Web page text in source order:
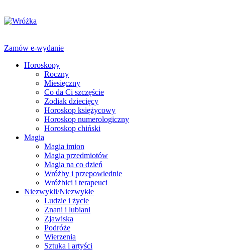
Zamów e-wydanie
Horoskopy
Roczny
Miesięczny
Co da Ci szczęście
Zodiak dziecięcy
Horoskop księżycowy
Horoskop numerologiczny
Horoskop chiński
Magia
Magia imion
Magia przedmiotów
Magia na co dzień
Wróżby i przepowiednie
Wróżbici i terapeuci
Niezwykli/Niezwykłe
Ludzie i życie
Znani i lubiani
Zjawiska
Podróże
Wierzenia
Sztuka i artyści